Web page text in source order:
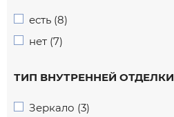
есть (8)
нет (7)
ТИП ВНУТРЕННЕЙ ОТДЕЛКИ
Зеркало (3)